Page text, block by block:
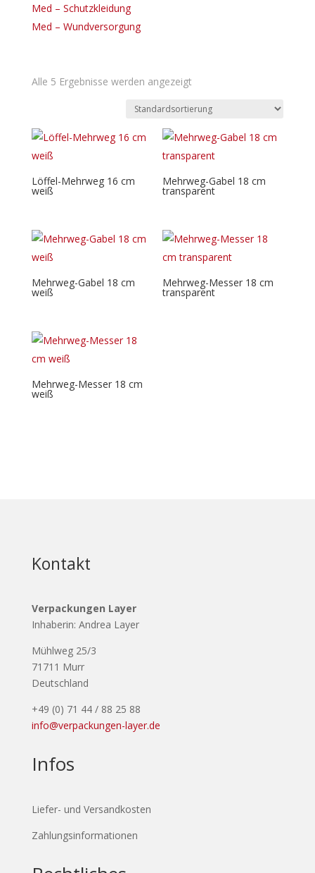
Med – Schutzkleidung
Med – Wundversorgung
Alle 5 Ergebnisse werden angezeigt
Löffel-Mehrweg 16 cm
weiß
Mehrweg-Gabel 18 cm
transparent
Mehrweg-Gabel 18 cm
weiß
Mehrweg-Messer 18 cm
transparent
Mehrweg-Messer 18 cm
weiß
Kontakt
Verpackungen Layer
Inhaberin: Andrea Layer
Mühlweg 25/3
71711 Murr
Deutschland
+49 (0) 71 44 / 88 25 88
info@verpackungen-layer.de
Infos
Liefer- und Versandkosten
Zahlungsinformationen